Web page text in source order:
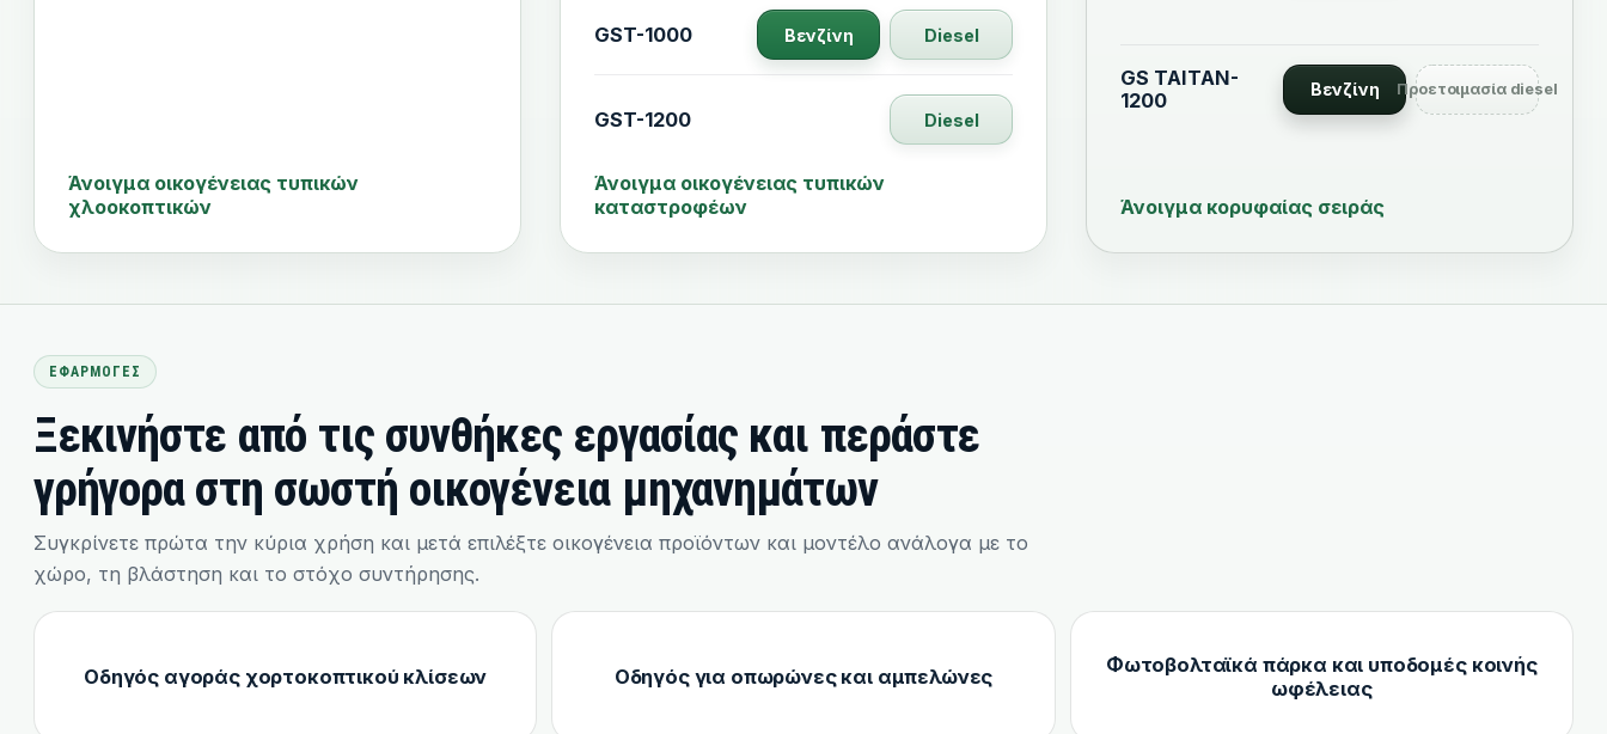
Άνοιγμα οικογένειας τυπικών
χλοοκοπτικών
GST-1000 Βενζίνη Diesel
GST-1200 Diesel
Άνοιγμα οικογένειας τυπικών
καταστροφέων
GS TAITAN-
1200
Βενζίνη Προετοιμασία diesel
Άνοιγμα κορυφαίας σειράς
ΕΦΑΡΜΟΓΈΣ
Ξεκινήστε από τις συνθήκες εργασίας και περάστε
γρήγορα στη σωστή οικογένεια μηχανημάτων
Συγκρίνετε πρώτα την κύρια χρήση και μετά επιλέξτε οικογένεια προϊόντων και μοντέλο ανάλογα με το
χώρο, τη βλάστηση και το στόχο συντήρησης.
Οδηγός αγοράς χορτοκοπτικού κλίσεων Οδηγός για οπωρώνες και αμπελώνες
Φωτοβολταϊκά πάρκα και υποδομές κοινής
ωφέλειας